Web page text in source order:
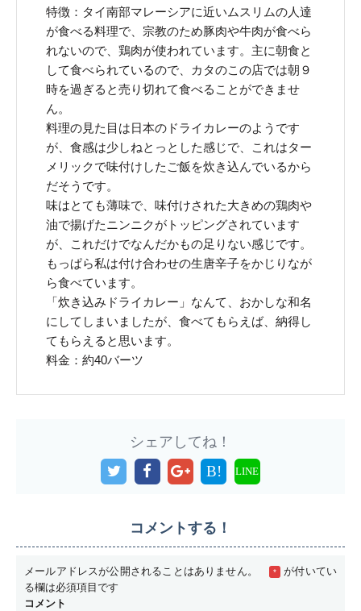
特徴：タイ南部マレーシアに近いムスリムの人達
が食べる料理で、宗教のため豚肉や牛肉が食べら
れないので、鶏肉が使われています。主に朝食と
して食べられているので、カタのこの店では朝９
時を過ぎると売り切れて食べることができませ
ん。
料理の見た目は日本のドライカレーのようです
が、食感は少しねとっとした感じで、これはター
メリックで味付けしたご飯を炊き込んでいるから
だそうです。
味はとても薄味で、味付けされた大きめの鶏肉や
油で揚げたニンニクがトッピングされています
が、これだけでなんだかもの足りない感じです。
もっぱら私は付け合わせの生唐辛子をかじりなが
ら食べています。
「炊き込みドライカレー」なんて、おかしな和名
にしてしまいましたが、食べてもらえば、納得し
てもらえると思います。
料金：約40バーツ
シェアしてね！
B! LINE
コメントする！
メールアドレスが公開されることはありません。 *
が付いてい
る欄は必須項目です
コメント